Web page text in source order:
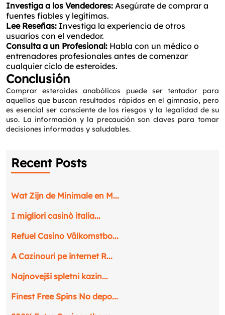
Request a CallBack
Investiga a los Vendedores: Asegúrate de comprar a
fuentes fiables y legítimas.
Lee Reseñas: Investiga la experiencia de otros
usuarios con el vendedor.
Consulta a un Profesional: Habla con un médico o
entrenadores profesionales antes de comenzar
cualquier ciclo de esteroides.
Conclusión
Comprar esteroides anabólicos puede ser tentador para
aquellos que buscan resultados rápidos en el gimnasio, pero
es esencial ser consciente de los riesgos y la legalidad de su
uso. La información y la precaución son claves para tomar
decisiones informadas y saludables.
Recent Posts
Wat Zijn de Minimale en M...
I migliori casinò italia...
Refuel Casino Välkomstbo...
A Cazinouri pe internet R...
Najnovejši spletni kazin...
Finest Free Spins No depo...